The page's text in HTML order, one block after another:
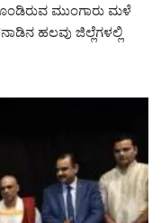
ಮುಂಗಾರು ಮಳೆ
ಹಲವು ಜಿಲ್ಲೆಗಳಲ್ಲಿ